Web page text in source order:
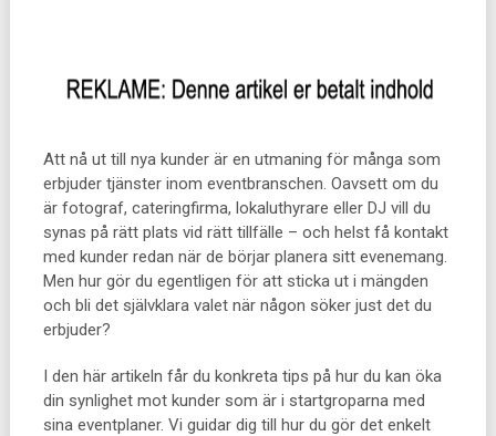
Att nå ut till nya kunder är en utmaning för många som
erbjuder tjänster inom eventbranschen. Oavsett om du
är fotograf, cateringfirma, lokaluthyrare eller DJ vill du
synas på rätt plats vid rätt tillfälle – och helst få kontakt
med kunder redan när de börjar planera sitt evenemang.
Men hur gör du egentligen för att sticka ut i mängden
och bli det självklara valet när någon söker just det du
erbjuder?
I den här artikeln får du konkreta tips på hur du kan öka
din synlighet mot kunder som är i startgroparna med
sina eventplaner. Vi guidar dig till hur du gör det enkelt